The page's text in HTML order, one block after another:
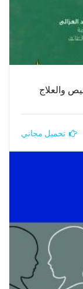
والعلاج
تحميل مجاني